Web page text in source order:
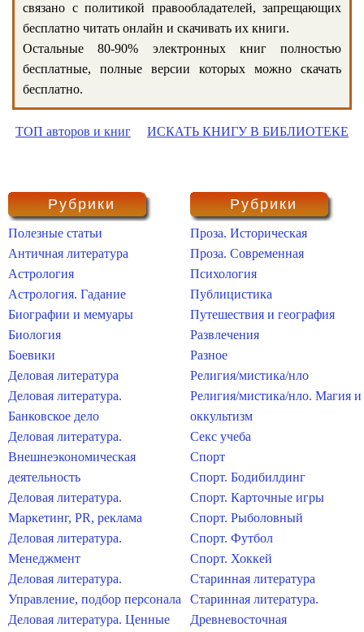
связано с политикой правообладателей, запрещающих
бесплатно читать онлайн и скачивать их книги.
Остальные 80-90% электронных книг полностью
бесплатные, полные версии которых можно скачать
бесплатно.
ТОП авторов и книг ИСКАТЬ КНИГУ В БИБЛИОТЕКЕ
Рубрики
Полезные статьи
Античная литература
Астрология
Астрология. Гадание
Биографии и мемуары
Биология
Боевики
Деловая литература
Деловая литература.
Банковское дело
Деловая литература.
Внешнеэкономическая
деятельность
Деловая литература.
Маркетинг, PR, реклама
Деловая литература.
Менеджмент
Деловая литература.
Управление, подбор персонала
Деловая литература. Ценные
Рубрики
Проза. Историческая
Проза. Современная
Психология
Публицистика
Путешествия и география
Развлечения
Разное
Религия/мистика/нло
Религия/мистика/нло. Магия и
оккультизм
Секс учеба
Спорт
Спорт. Бодибилдинг
Спорт. Карточные игры
Спорт. Рыболовный
Спорт. Футбол
Спорт. Хоккей
Старинная литература
Старинная литература.
Древневосточная